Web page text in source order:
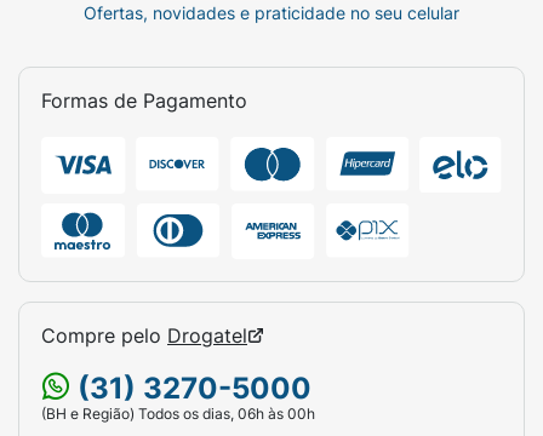
Ofertas, novidades e praticidade no seu celular
Formas de Pagamento
Compre pelo Drogatel
(31) 3270-5000
(BH e Região) Todos os dias, 06h às 00h